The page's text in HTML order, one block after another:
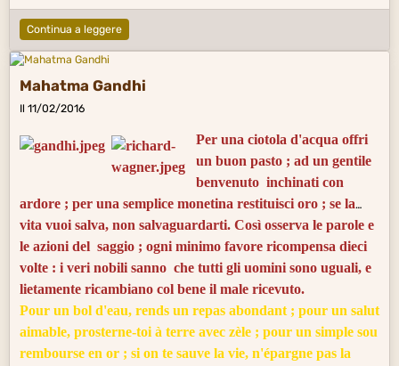
Continua a leggere
Mahatma Gandhi
Il 11/02/2016
Per una ciotola d'acqua offri
un buon pasto ; ad un gentile
benvenuto inchinati con
ardore ; per una semplice monetina restituisci oro ; se la
vita vuoi salva, non salvaguardarti. Così osserva le parole e
le azioni del saggio ; ogni minimo favore ricompensa dieci
volte : i veri nobili sanno che tutti gli uominisono uguali,e
lietamente ricambiano col beneil male ricevuto.
Pour un bol d'eau, rends un repas abondant ; pour un salut
aimable, prosterne-toi à terre avec zèle ; pour un simple sou
rembourse en or ; si on te sauve la vie, n'épargne pas la